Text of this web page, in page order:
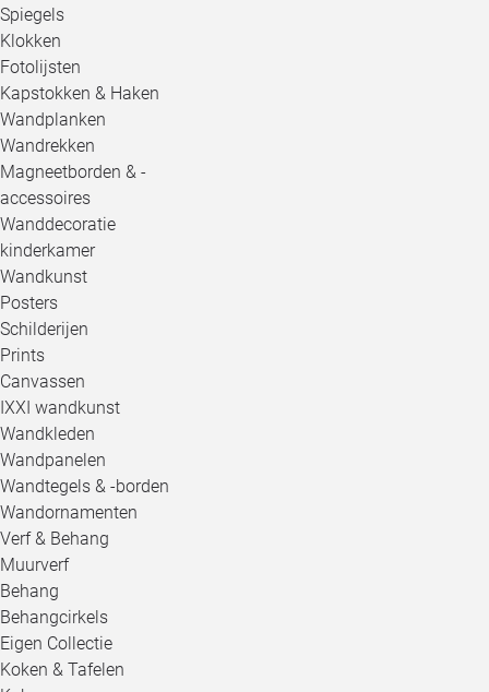
Spiegels
Klokken
Fotolijsten
Kapstokken & Haken
Wandplanken
Wandrekken
Magneetborden & -
accessoires
Wanddecoratie
kinderkamer
Wandkunst
Posters
Schilderijen
Prints
Canvassen
IXXI wandkunst
Wandkleden
Wandpanelen
Wandtegels & -borden
Wandornamenten
Verf & Behang
Muurverf
Behang
Behangcirkels
Eigen Collectie
Koken & Tafelen